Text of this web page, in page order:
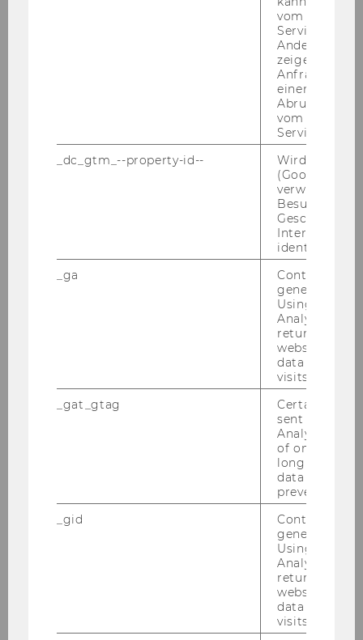
Wachs­tums­theo­rie, re­gio­na­le In­no­va­ti­ons­sys­te­
me); Ver­traut­heit mit der Mo­del­lie­rung/mit öko­
no­me­tri­schen Ver­fah­ren (Soft­ware z.B.: R/SPlus,
Stata, Ar­c­GIS o.Ä.); wis­sen­schaft­li­che Pu­bli­ka­tio­
nen im Be­reich der Ar­beits­schwer­punk­te des
In­sti­tuts für Wirt­schafts­geo­gra­phie und Geo­in­
wi­geo­web.wu-​wien.ac.at)
fah­rung in der uni­ver­si­tä­ren Lehre und in der
Durch­füh­rung von For­schungs­pro­jek­ten; sehr
gute Eng­lisch­kennt­nis­se; Ein­satz­be­reit­schaft
Wis­sen­schaft­li­che/r Mit­ar­bei­ter/in: Stu­di­en­rich­
tung Volks­wirt­schaft oder Spe­zia­li­sie­rung auf
Re­gio­nal­öko­no­mik, Kennt­nis­se im Be­reich der
em­pi­ri­schen Wirt­schafts­for­schung (inkl. räum­li­
che Öko­no­me­trie); Ver­traut­heit mit der Mo­del­
lie­rung/mit öko­no­me­tri­schen und GI-​Verfahren
(Soft­ware z.B.: R/SPlus, Stata, Ar­c­GIS o.Ä.); In­ter­
es­se an Dis­ser­ta­ti­on im Be­reich der Ar­beits­
web.wu-​wien.ac.at)
; Er­fah­rung bzw. Be­reit­
schaft zur Mit­ar­beit im Lehr­be­trieb und im
organisatorisch-​ ad­mi­nis­tra­ti­ven Be­reich; sehr
gute Eng­lisch­kennt­nis­se; Ein­satz­be­reit­schaft
Kenn­zahl: 94705
Schrift­li­che Be­wer­bun­gen mit Le­bens­lauf und
Zeug­nis­sen (Ko­pien) sind unter An­ga­be der an­
ge­führ­ten Kenn­zahl an die PER­SO­NAL­AB­TEI­
LUNG der Wirt­schafts­uni­ver­si­tät Wien, Au­gas­se
vom AMP-
Service
Andere
zeigen Opt-
Anfrage im
einen Fehler
Abrufen
vom AMP
Service an.
_dc_gtm_--property-id--
Wird von
(Google Tag
verwendet,
Besucher
Geschlecht
Interessen zu
identifizieren.
_ga
Contains a
generated
Using this
Analytics can
returning
website and
data from
visits.
_gat_gtag
Certain data
sent to
Analytics a
of once per
long as it is
data
prevented.
_gid
Contains a
generated
Using this
Analytics can
returning
website and
data from
visits.